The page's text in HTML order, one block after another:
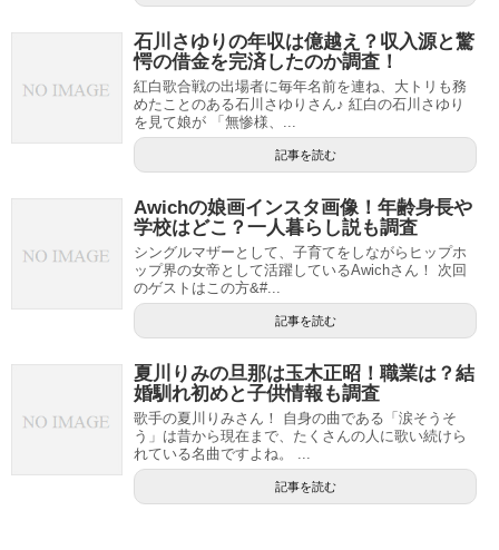
石川さゆりの年収は億越え？収入源と驚
愕の借金を完済したのか調査！
紅白歌合戦の出場者に毎年名前を連ね、大トリも務
めたことのある石川さゆりさん♪ 紅白の石川さゆり
を見て娘が 「無惨様、...
記事を読む
Awichの娘画インスタ画像！年齢身長や
学校はどこ？一人暮らし説も調査
シングルマザーとして、子育てをしながらヒップホ
ップ界の女帝として活躍しているAwichさん！ 次回
のゲストはこの方&#...
記事を読む
夏川りみの旦那は玉木正昭！職業は？結
婚馴れ初めと子供情報も調査
歌手の夏川りみさん！ 自身の曲である「涙そうそ
う」は昔から現在まで、たくさんの人に歌い続けら
れている名曲ですよね。 ...
記事を読む